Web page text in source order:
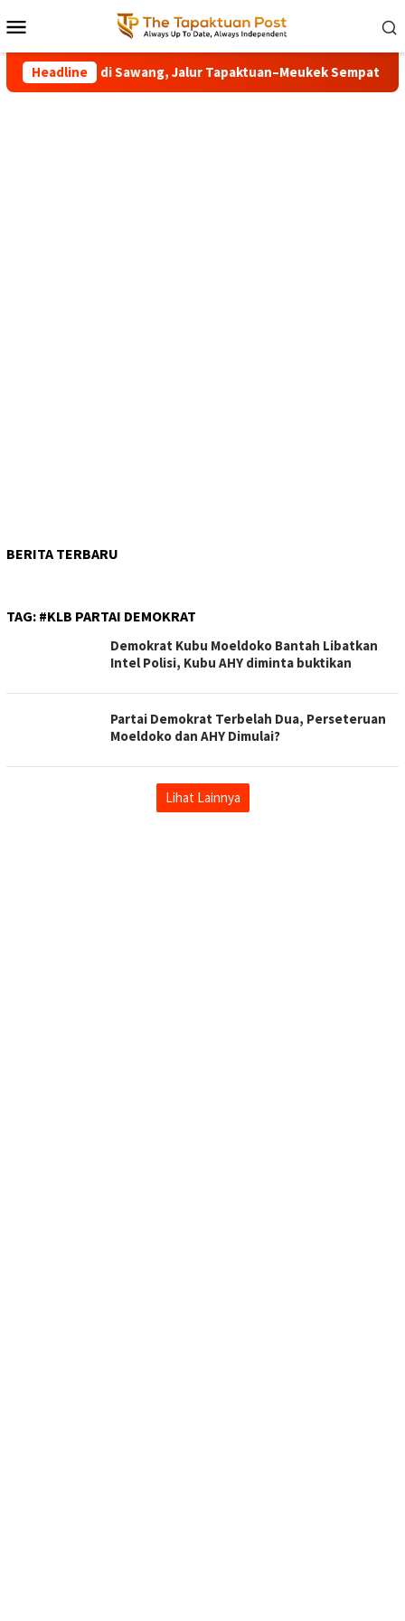
ke
kontenMobile
Headline
Pohon di Sawang, Jalur Tapaktuan–Meukek Sempat
BERITA TERBARU
TAG: #KLB PARTAI DEMOKRAT
Demokrat Kubu Moeldoko Bantah Libatkan
Intel Polisi, Kubu AHY diminta buktikan
Partai Demokrat Terbelah Dua, Perseteruan
Moeldoko dan AHY Dimulai?
Lihat Lainnya